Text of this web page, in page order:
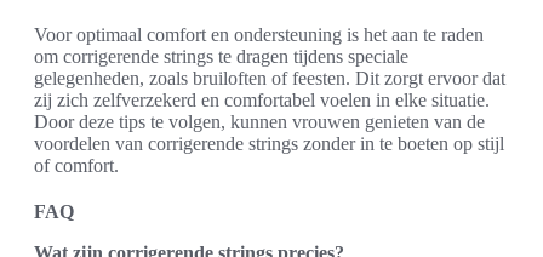
Voor optimaal comfort en ondersteuning is het aan te raden
om corrigerende strings te dragen tijdens speciale
gelegenheden, zoals bruiloften of feesten. Dit zorgt ervoor dat
zij zich zelfverzekerd en comfortabel voelen in elke situatie.
Door deze tips te volgen, kunnen vrouwen genieten van de
voordelen van corrigerende strings zonder in te boeten op stijl
of comfort.
FAQ
Wat zijn corrigerende strings precies?